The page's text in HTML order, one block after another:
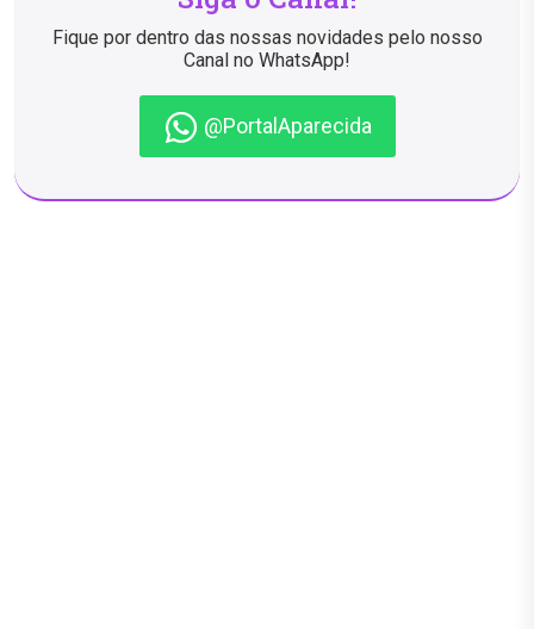
Fique por dentro das nossas novidades pelo nosso
Canal no WhatsApp!
@PortalAparecida